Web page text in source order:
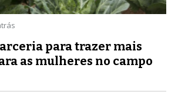
para trazer mais
as mulheres no campo